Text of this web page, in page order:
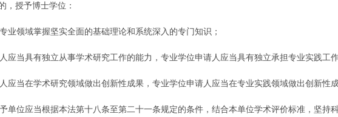
，授予博士学位：
领域掌握坚实全面的基础理论和系统深入的专门知识；
当具有独立从事学术研究工作的能力，专业学位申请人应当具有独立承担专业实践工
当在学术研究领域做出创新性成果，专业学位申请人应当在专业实践领域做出创新性
应当根据本法第十八条至第二十一条规定的条件，结合本单位学术评价标准，坚持